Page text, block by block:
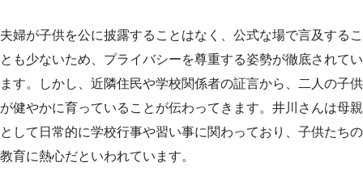
夫婦が子供を公に披露することはなく、公式な場で言及するこ
とも少ないため、プライバシーを尊重する姿勢が徹底されてい
ます。しかし、近隣住民や学校関係者の証言から、二人の子供
が健やかに育っていることが伝わってきます。井川さんは母親
として日常的に学校行事や習い事に関わっており、子供たちの
教育に熱心だといわれています。